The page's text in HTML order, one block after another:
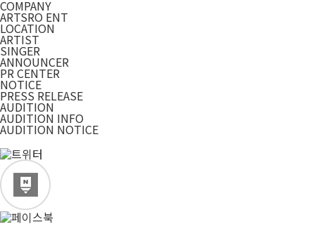
COMPANY
ARTSRO ENT
LOCATION
ARTIST
SINGER
ANNOUNCER
PR CENTER
NOTICE
PRESS RELEASE
AUDITION
AUDITION INFO
AUDITION NOTICE